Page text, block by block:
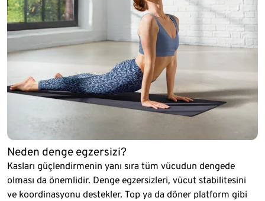
Neden denge egzersizi?
Kasları güçlendirmenin yanı sıra tüm vücudun dengede
olması da önemlidir. Denge egzersizleri, vücut stabilitesini
ve koordinasyonu destekler. Top ya da döner platform gibi